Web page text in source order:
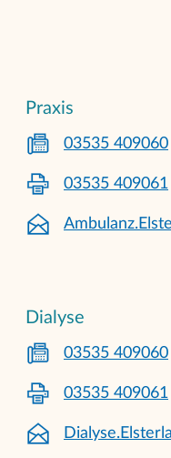
Praxis
03535 409060
03535 409061
Dialyse
03535 409060
03535 409061